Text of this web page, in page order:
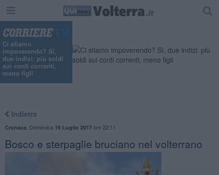
Ci stiamo
impoverendo? Sì,
due indizi: più soldi
sui conti correnti,
meno figli
Indietro
Cronaca Domenica 16 Luglio 2017ore 22:11
Bosco e sterpaglie bruciano nel volterrano